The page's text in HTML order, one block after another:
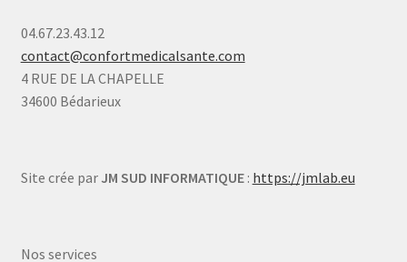
04.67.23.43.12
contact@confortmedicalsante.com
4 RUE DE LA CHAPELLE
34600 Bédarieux
Site crée par JM SUD INFORMATIQUE: https://jmlab.eu
Nos services